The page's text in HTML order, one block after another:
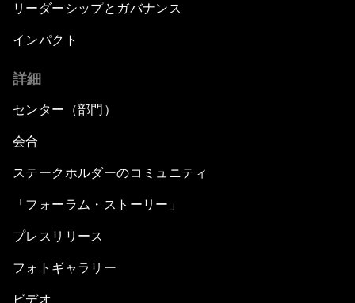
リーダーシップとガバナンス
インパクト
詳細
センター（部門）
会合
ステークホルダーのコミュニティ
「フォーラム・ストーリー」
プレスリリース
フォトギャラリー
ビデオ